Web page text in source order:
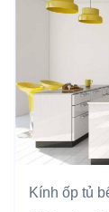
Kính ốp tủ